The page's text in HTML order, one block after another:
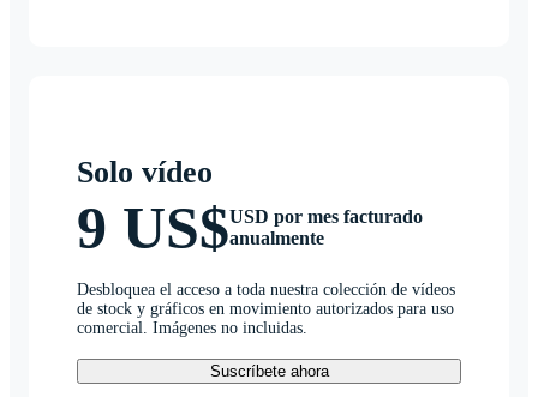
Solo vídeo
9 US$USD por mes facturado
anualmente
Desbloquea el acceso a toda nuestra colección de vídeos
de stock y gráficos en movimiento autorizados para uso
comercial. Imágenes no incluidas.
Suscríbete ahora